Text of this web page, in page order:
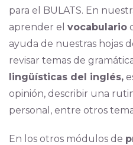
para el BULATS. En
aprender el vocabulario
ayuda de nuestras hojas
revisar temas de
lingüísticas del inglés,
opinión, describir una
personal, entre otros
En los otros módulos de